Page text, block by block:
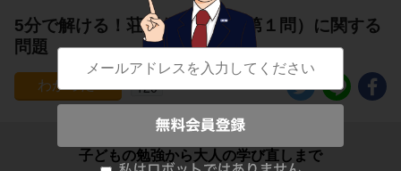
5分で解ける！荘園公領制３（第１問）に関する
問題
120
子どもの勉強から大人の学び直しまで